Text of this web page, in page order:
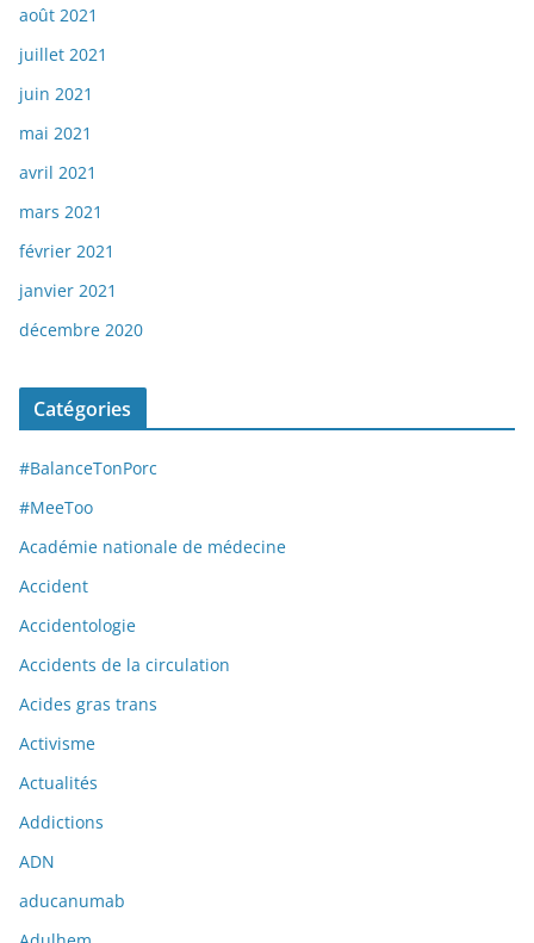
août 2021
juillet 2021
juin 2021
mai 2021
avril 2021
mars 2021
février 2021
janvier 2021
décembre 2020
Catégories
#BalanceTonPorc
#MeeToo
Académie nationale de médecine
Accident
Accidentologie
Accidents de la circulation
Acides gras trans
Activisme
Actualités
Addictions
ADN
aducanumab